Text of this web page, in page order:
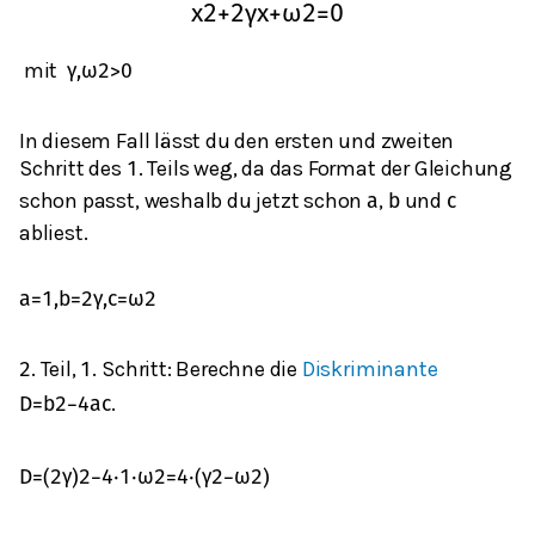
x2+2γx+ω2=0
mit γ,ω2>0
In diesem Fall lässt du den ersten und zweiten
Schritt des 1 . Teils weg, da das Format der Gleichung
schon passt, weshalb du jetzt schona, bund c
abliest.
a=1 ,b=2γ,c=ω2
2. Teil, 1 . Schritt: Berechne die Diskriminante
D= b2−4ac.
D=(2γ)2−4⋅1 ⋅ω2=4⋅(γ2−ω2)